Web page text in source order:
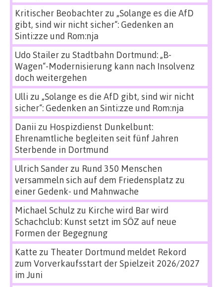
Kritischer Beobachterzu „Solange es die AfD
gibt, sind wir nicht sicher“: Gedenken an
Sinti:zze und Rom:nja
Udo Stailerzu Stadtbahn Dortmund: „B-
Wagen“-Modernisierung kann nach Insolvenz
doch weitergehen
Ulli zu „Solange es die AfD gibt, sind wir nicht
sicher“: Gedenken an Sinti:zze und Rom:nja
Danii zu Hospizdienst Dunkelbunt:
Ehrenamtliche begleiten seit fünf Jahren
Sterbende in Dortmund
Ulrich Sanderzu Rund 350 Menschen
versammeln sich auf dem Friedensplatz zu
einer Gedenk- und Mahnwache
Michael Schulz zu Kirche wird Bar wird
Schachclub: Kunst setzt im SÖZ auf neue
Formen der Begegnung
Katte zu Theater Dortmund meldet Rekord
zum Vorverkaufsstart der Spielzeit 2026/2027
im Juni